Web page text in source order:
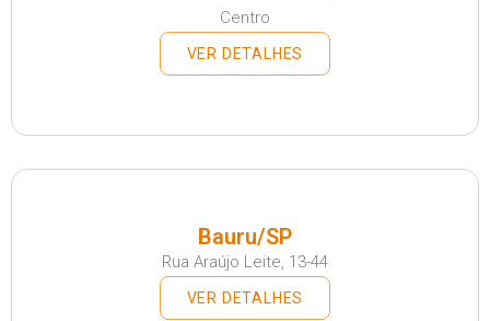
Centro
VER DETALHES
Bauru/SP
Rua Araújo Leite, 13-44
VER DETALHES